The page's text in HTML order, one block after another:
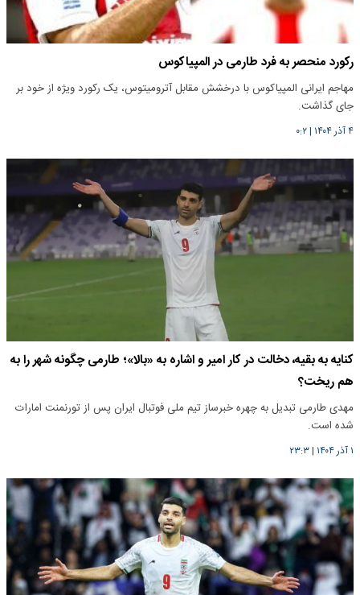
رکورد منحصر به فرد طارمی در المپیاکوس
مهاجم ایرانی المپیاکوس با درخشش مقابل آترومیتوس، یک رکورد ویژه از خود بر
جای گذاشت.
۴ آذر ۱۴۰۴ |۰:۲
کنایه به بقیه، دخالت در کار امیر و اشاره به «بالا»؛ طارمی چگونه شهر را به
هم ریخت؟
مهدی طارمی تبدیل به چهره خبرساز تیم ملی فوتبال ایران پس از تورنمنت امارات
شده است.
۱ آذر ۱۴۰۴ |۲۳:۳